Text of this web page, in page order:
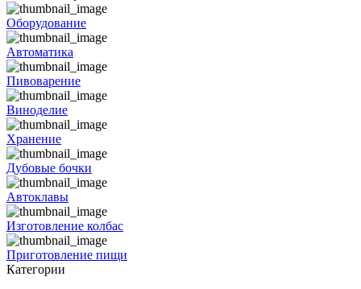
Оборудование
Автоматика
Пивоварение
Виноделие
Хранение
Дубовые бочки
Автоклавы
Изготовление колбас
Приготовление пищи
Категории